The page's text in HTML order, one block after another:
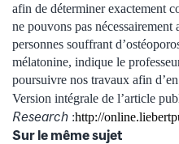
afin de déterminer exactement
ne pouvons pas
personnes souffrant
mélatonine, indique le
poursuivre nos travaux afin
Version intégrale de l’article
Research :http://
Sur le même sujet